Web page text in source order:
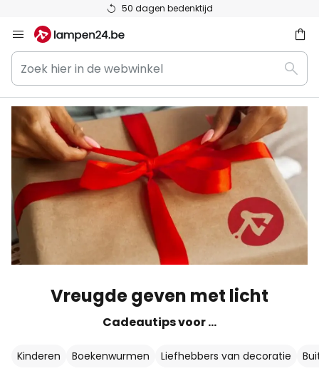
Top reviews bij Trustpilot
naar
de
inhoud
Zoek
hier
in
webwinkel
Vreugde geven met licht
Cadeautips voor …
Kinderen Boekenwurmen Liefhebbers van decoratie